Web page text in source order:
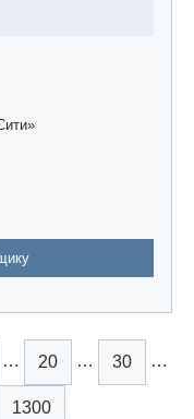
… 20 … 30 …
1300